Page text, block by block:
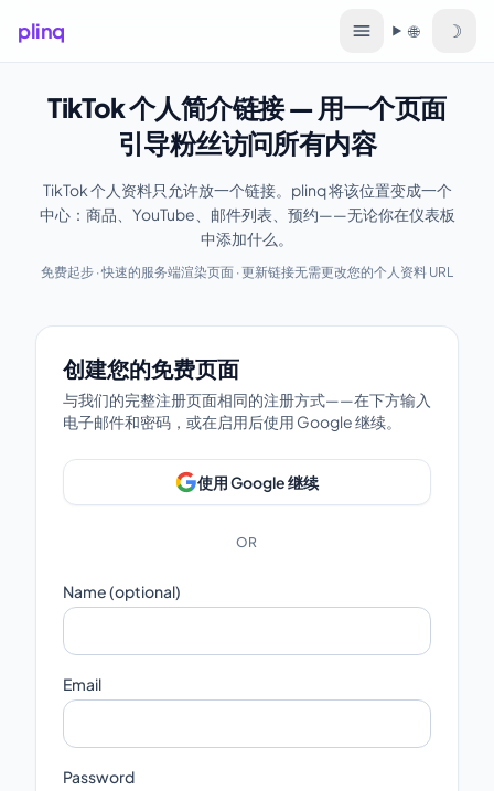
plinq 🌐
语言 ☽
TikTok 个人简介链接 — 用一个页面
引导粉丝访问所有内容
TikTok 个人资料只允许放一个链接。plinq 将该位置变成一个
中心：商品、YouTube、邮件列表、预约——无论你在仪表板
中添加什么。
免费起步 · 快速的服务端渲染页面 · 更新链接无需更改您的个人资料 URL
创建您的免费页面
创建您的免费页面
与我们的完整注册页面相同的注册方式——在下方输入
电子邮件和密码，或在启用后使用 Google 继续。
使用 Google 继续
OR
Name (optional)
Email
Password